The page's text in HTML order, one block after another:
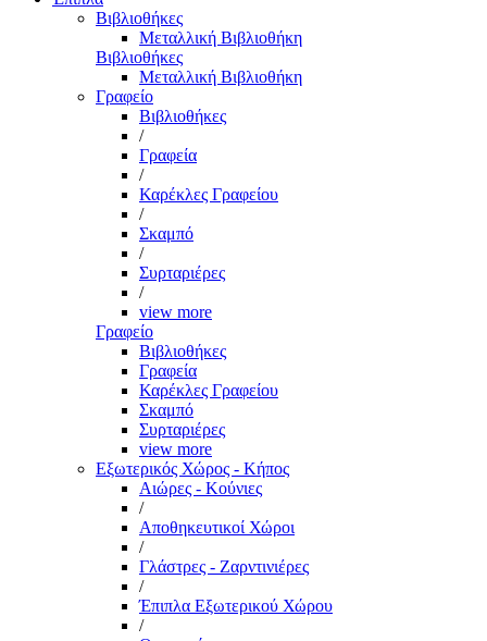
Βιβλιοθήκες
Μεταλλική Βιβλιοθήκη
Βιβλιοθήκες
Μεταλλική Βιβλιοθήκη
Γραφείο
Βιβλιοθήκες
/
Γραφεία
/
Καρέκλες Γραφείου
/
Σκαμπό
/
Συρταριέρες
/
view more
Γραφείο
Βιβλιοθήκες
Γραφεία
Καρέκλες Γραφείου
Σκαμπό
Συρταριέρες
view more
Εξωτερικός Χώρος - Κήπος
Αιώρες - Κούνιες
/
Αποθηκευτικοί Χώροι
/
Γλάστρες - Ζαρντινιέρες
/
Έπιπλα Εξωτερικού Χώρου
/